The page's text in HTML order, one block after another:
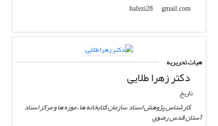
hafezi28
gmail.com
هیات تحریریه
دکتر زهرا طلایی
تاریخ
کارشناس پژوهش اسناد سازمان کتابخانه ها، موزه ها و مرکز اسناد
آستان قدس رضوی